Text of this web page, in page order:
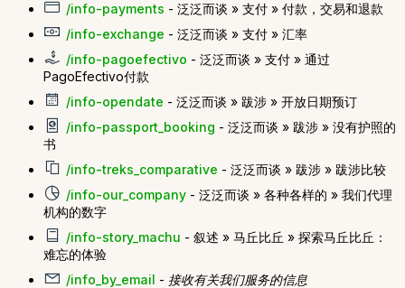
/info-payments - 泛泛而谈 » 支付 » 付款，交易和退款
/info-exchange - 泛泛而谈 » 支付 » 汇率
/info-pagoefectivo - 泛泛而谈 » 支付 » 通过
PagoEfectivo付款
/info-opendate - 泛泛而谈 » 跋涉 » 开放日期预订
/info-passport_booking - 泛泛而谈 » 跋涉 » 没有护照的
书
/info-treks_comparative - 泛泛而谈 » 跋涉 » 跋涉比较
/info-our_company - 泛泛而谈 » 各种各样的 » 我们代理
机构的数字
/info-story_machu - 叙述 » 马丘比丘 » 探索马丘比丘：
难忘的体验
/info_by_email - 接收有关我们服务的信息